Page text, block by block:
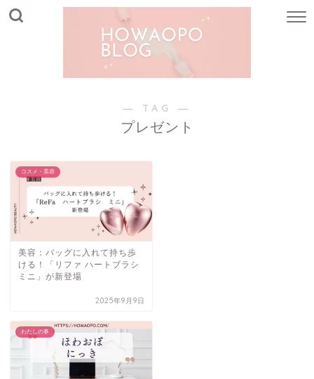
― TAG ―
プレゼント
コスメ・美容
美容：バッグに入れて持ち歩
ける！「リファ ハートブラシ
ミニ」が新登場
2025年9月9日
わたしの事